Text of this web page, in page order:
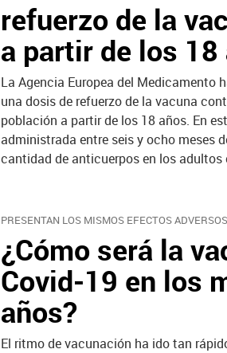
refuerzo de la
a partir de los 18
La Agencia Europea del Medicamento
una dosis de refuerzo de la vacuna
población a partir de los 18 años. En
administrada entre seis y ocho meses
cantidad de anticuerpos en los
PRESENTAN LOS MISMOS EFECTOS
¿Cómo será la
Covid-19 en los
años?
El ritmo de vacunación ha ido tan